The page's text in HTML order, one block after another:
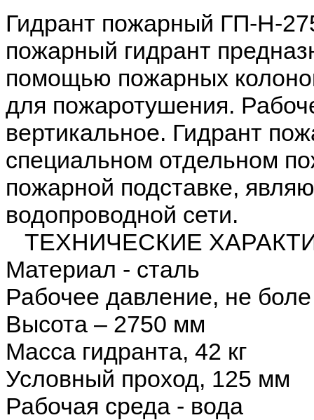
Гидрант пожарный ГП-Н-
пожарный гидрант
помощью пожарных
для пожаротушения.
вертикальное. Гидрант
специальном отдельном
пожарной подставке,
водопроводной сети.
ТЕХНИЧЕСКИЕ
Материал - сталь
Рабочее давление, не
Высота – 2750 мм
Масса гидранта, 42 кг
Условный проход, 125 мм
Рабочая среда - вода